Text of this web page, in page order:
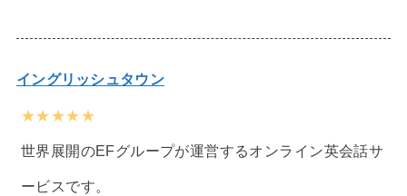
イングリッシュタウン
★★★★★
世界展開のEFグループが運営するオンライン英会話サ
ービスです。